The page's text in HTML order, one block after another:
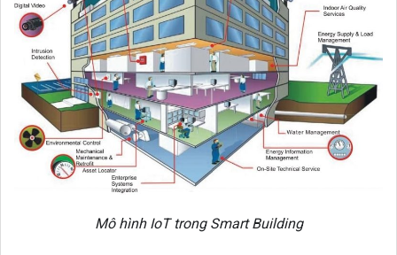
Mô hình IoT trong Smart Building